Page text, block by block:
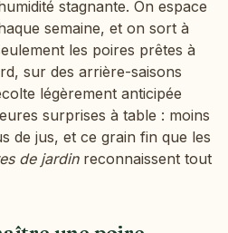
stagnante. On espace
semaine, et on sort à
les poires prêtes à
sur des arrière-saisons
légèrement anticipée
surprises à table : moins
de jus, et ce grain fin que les
de jardinreconnaissent tout